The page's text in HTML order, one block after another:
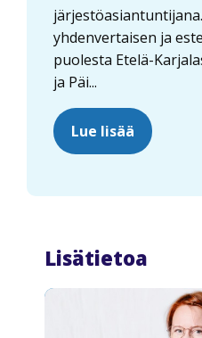
Lisätietoa
yhdenvertaisen ja
puolesta Etelä-
ja Päi...
Lue lisää